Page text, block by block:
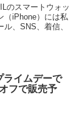
のスマートウォッ
（iPhone）には私
、SNS、着信、
イムデーで
フで販売予